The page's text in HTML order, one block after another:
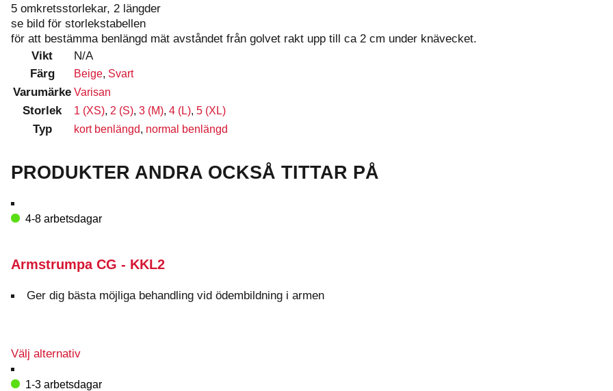
5 omkretsstorlekar, 2 längder
se bild för storlekstabellen
för att bestämma benlängd mät avståndet från golvet rakt upp till ca 2 cm under knävecket.
Vikt
N/A
Färg
Beige, Svart
Varumärke Varisan
Storlek 1 (XS), 2 (S), 3 (M), 4 (L), 5 (XL)
Typ kort benlängd, normal benlängd
PRODUKTER ANDRA OCKSÅ TITTAR PÅ
4-8 arbetsdagar
Armstrumpa CG - KKL2
Ger dig bästa möjliga behandling vid ödembildning i armen
Välj alternativDen
produkten
1-3 arbetsdagar